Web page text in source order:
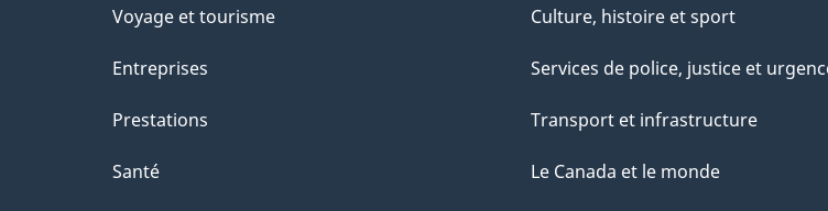
Voyage et tourisme
Entreprises
Prestations
Santé
Culture, histoire et sport
Services de police, justice et
Transport et infrastructure
Le Canada et le monde